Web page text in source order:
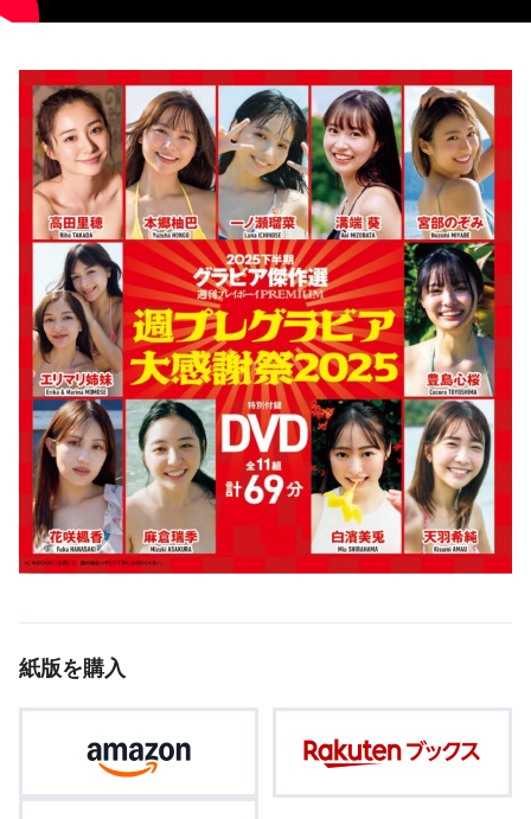
紙版を購入